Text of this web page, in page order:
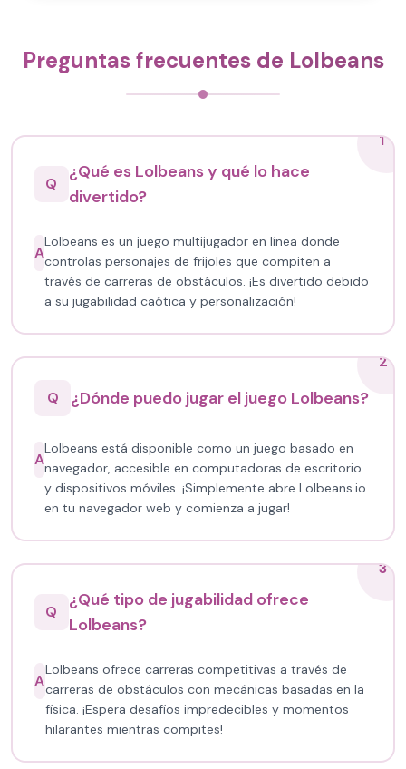
Preguntas frecuentes de Lolbeans
1
Q
¿Qué es Lolbeans y qué lo hace
divertido?
A
Lolbeans es un juego multijugador en línea donde
controlas personajes de frijoles que compiten a
través de carreras de obstáculos. ¡Es divertido debido
a su jugabilidad caótica y personalización!
2
Q
¿Dónde puedo jugar el juego Lolbeans?
A
Lolbeans está disponible como un juego basado en
navegador, accesible en computadoras de escritorio
y dispositivos móviles. ¡Simplemente abre Lolbeans.io
en tu navegador web y comienza a jugar!
3
Q
¿Qué tipo de jugabilidad ofrece
Lolbeans?
A
Lolbeans ofrece carreras competitivas a través de
carreras de obstáculos con mecánicas basadas en la
física. ¡Espera desafíos impredecibles y momentos
hilarantes mientras compites!